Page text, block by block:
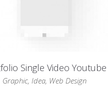
Single Video Youtube
Graphic, Idea, Web Design